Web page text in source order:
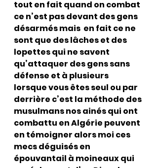
tout en fait quand on combat
ce n’est pas devant des gens
désarmés mais  en fait ce ne
sont que des lâches et des
lopettes qui ne savent
qu’attaquer des gens sans
défense et à plusieurs
lorsque vous êtes seul ou par
derrière c’est la méthode des
musulmans nos ainés qui ont
combattu en Algérie peuvent
en témoigner alors moi ces
mecs déguisés en
épouvantail à moineaux qui